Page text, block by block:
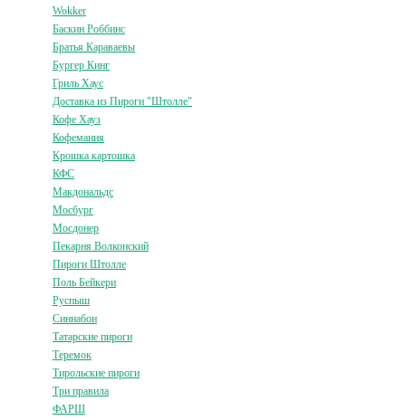
Wokker
Баскин Роббинс
Братья Караваевы
Бургер Кинг
Гриль Хаус
Доставка из Пироги "Штолле"
Кофе Хауз
Кофемания
Крошка картошка
КФС
Макдональдс
Мосбург
Мосдонер
Пекарня Волконский
Пироги Штолле
Поль Бейкери
Руспыш
Синнабон
Татарские пироги
Теремок
Тирольские пироги
Три правила
ФАРШ